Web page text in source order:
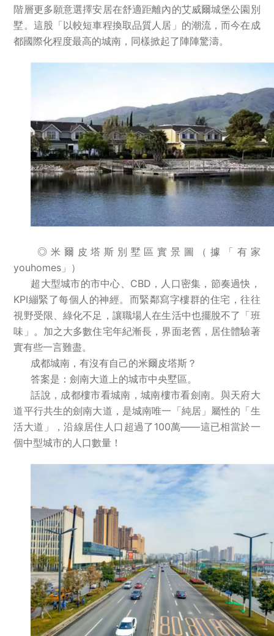
階層更多願意選擇安居在舒適距離內的艾威爾城堡公園別
墅。這股「以較短車程換取品質人居」的潮流，而今在成
都國際化程度最高的城南，同樣掀起了陣陣驚濤。
◎米爾皮塔斯別墅區實景圖（據「有家
youhomes」）
超大型城市的市中心、CBD，人口密集，節奏過快，
KPI繃緊了每個人的神經。而緊鄰寫字樓群的住宅，往往
視野受限、綠化不足，讓職場人在生活中也擺脫不了「班
味」。加之大多數住宅年紀漸長，界面老舊，居住體驗著
實有些一言難盡。
成都城南，有沒有自己的米爾皮塔斯？
答案是：劍南大道上的城市中央墅區。
話說，成都樓市看城南，城南樓市看劍南。與天府大
道平行共生的劍南大道，是城南唯一「純居」屬性的「生
活大道」，沿線居住人口超過了100萬——這已相當於一
個中型城市的人口數量！